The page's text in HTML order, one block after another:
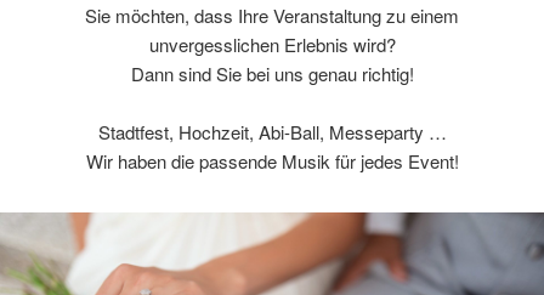
Sie möchten, dass Ihre Veranstaltung zu einem
unvergesslichen Erlebnis wird?
Dann sind Sie bei uns genau richtig!
Stadtfest, Hochzeit, Abi-Ball, Messeparty …
Wir haben die passende Musik für jedes Event!